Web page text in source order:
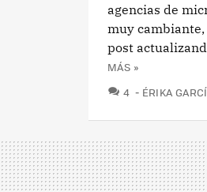
agencias de
muy
post
MÁS »
4 COMENTARIOS
ÉRIKA